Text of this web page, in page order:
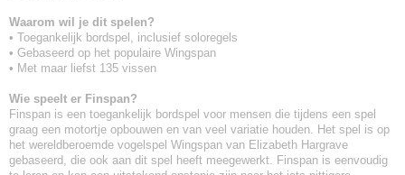
Waarom wil je dit spelen?
• Toegankelijk bordspel, inclusief soloregels
• Gebaseerd op het populaire Wingspan
• Met maar liefst 135 vissen
Wie speelt er Finspan?
Finspan is een toegankelijk bordspel voor mensen die tijdens een spel
graag een motortje opbouwen en van veel variatie houden. Het spel is op
het wereldberoemde vogelspel Wingspan van Elizabeth Hargrave
gebaseerd, die ook aan dit spel heeft meegewerkt. Finspan is eenvoudig